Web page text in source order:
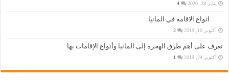
يناير 28, 2020 4
انواع الاقامة في المانيا
أكتوبر 10, 2019 2
تعرف على أهم طرق الهجرة إلى المانيا وأنواع الإقامات بها
أكتوبر 24, 2019 1